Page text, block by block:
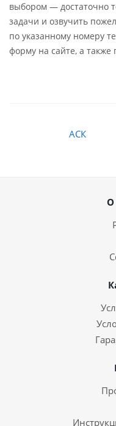
выбором — достаточно
задачи и озвучить
по указанному номеру
форму на сайте, а также
АСК
О